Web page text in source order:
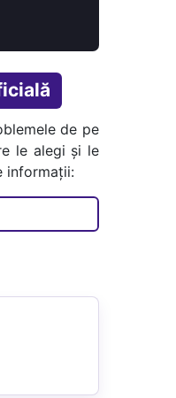
de pe
le alegi și le
informații: